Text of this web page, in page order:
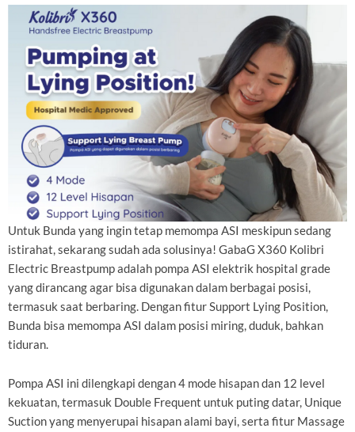
Untuk Bunda yang ingin tetap memompa ASI meskipun sedang
istirahat, sekarang sudah ada solusinya! GabaG X360 Kolibri
Electric Breastpump adalah pompa ASI elektrik hospital grade
yang dirancang agar bisa digunakan dalam berbagai posisi,
termasuk saat berbaring. Dengan fitur Support Lying Position,
Bunda bisa memompa ASI dalam posisi miring, duduk, bahkan
tiduran.
Pompa ASI ini dilengkapi dengan 4 mode hisapan dan 12 level
kekuatan, termasuk Double Frequent untuk puting datar, Unique
Suction yang menyerupai hisapan alami bayi, serta fitur Massage